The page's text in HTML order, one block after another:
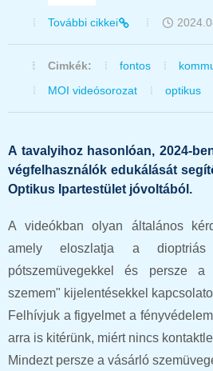
További cikkei
Cimkék: fontos
MOI videósorozat
optikus
A tavalyihoz hasonlóan, 2024-
végfelhasználók edukálását
Optikus Ipartestület jóvoltából.
A videókban olyan általános
amely eloszlatja a dioptriás
pótszemüvegekkel és persze
szemem" kijelentésekkel
Felhívjuk a figyelmet a
arra is kitérünk, miért nincs
Mindezt persze a vásárló